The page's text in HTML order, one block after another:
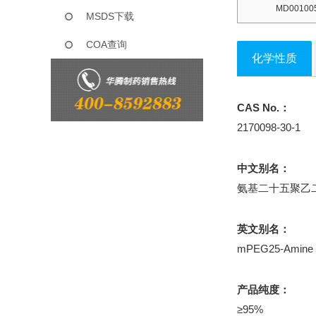
MSDS下载
COA查询
化学性质
CAS No.：
2170098-30-1
中文别名：
氨基二十五聚乙
英文别名：
mPEG25-Amine
产品纯度：
≥95%